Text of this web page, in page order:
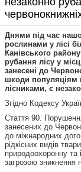
Днями під час
рослинами у лісі
Канівського
рубання лісу у
занесені до
шкоди популяціям
лісниками, є
Згідно Кодексу
Стаття 90.
занесених до
до міжнародних
рідкісних видів
природоохоронну та
загрозою зникнення